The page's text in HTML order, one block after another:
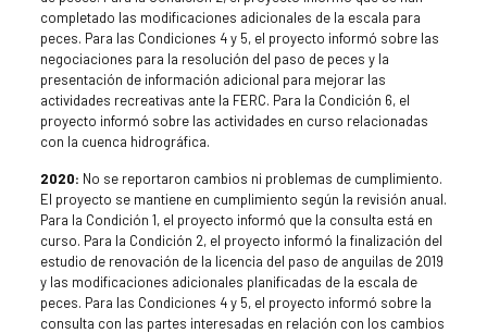
completado las modificaciones adicionales de la escala para
peces. Para las Condiciones 4 y 5, el proyecto informó sobre las
negociaciones para la resolución del paso de peces y la
presentación de información adicional para mejorar las
actividades recreativas ante la FERC. Para la Condición 6, el
proyecto informó sobre las actividades en curso relacionadas
con la cuenca hidrográfica.
2020: No se reportaron cambios ni problemas de cumplimiento.
El proyecto se mantiene en cumplimiento según la revisión anual.
Para la Condición 1, el proyecto informó que la consulta está en
curso. Para la Condición 2, el proyecto informó la finalización del
estudio de renovación de la licencia del paso de anguilas de 2019
y las modificaciones adicionales planificadas de la escala de
peces. Para las Condiciones 4 y 5, el proyecto informó sobre la
consulta con las partes interesadas en relación con los cambios